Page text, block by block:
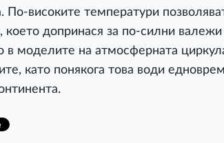
По-високите температури
което допринася за по-силни
в моделите на атмосферната
като понякога това води